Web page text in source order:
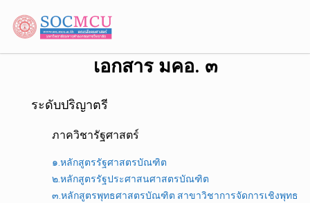
เอกสาร มคอ. ๓
ระดับปริญาตรี
ภาควิชารัฐศาสตร์
๑.หลักสูตรรัฐศาสตรบัณฑิต
๒.หลักสูตรรัฐประศาสนศาสตรบัณฑิต
๓.หลักสูตรพุทธศาสตรบัณฑิต สาขาวิชาการจัดการเชิงพุทธ